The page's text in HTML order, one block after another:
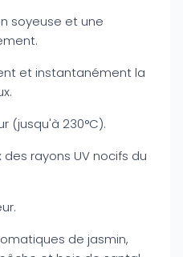
soyeuse et une
et instantanément la
(jusqu'à 230°C).
rayons UV nocifs du
de jasmin,